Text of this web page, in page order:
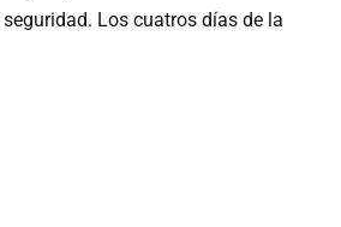
Los cuatros días de la